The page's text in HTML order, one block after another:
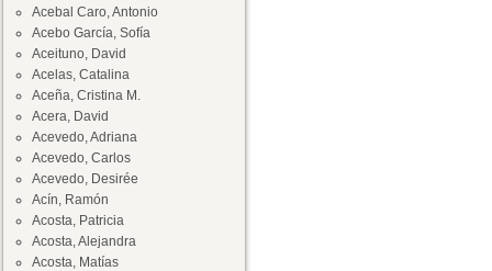
Acebal Caro, Antonio
Acebo García, Sofía
Aceituno, David
Acelas, Catalina
Aceña, Cristina M.
Acera, David
Acevedo, Adriana
Acevedo, Carlos
Acevedo, Desirée
Acín, Ramón
Acosta, Patricia
Acosta, Alejandra
Acosta, Matías